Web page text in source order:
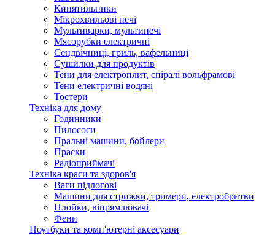
Кипятильники
Мікрохвильові печі
Мультиварки, мультипечі
Мясорубки електричні
Сендвічниці, гриль, вафельниці
Сушилки для продуктів
Тени для електроплит, спіралі вольфрамові
Тени електричні водяні
Тостери
Техніка для дому
Годинники
Пилососи
Пральні машини, бойлери
Праски
Радіоприймачі
Техніка краси та здоров'я
Ваги підлогові
Машини для стрижки, тримери, електробритви
Плойки, віпрямлювачі
Фени
Ноутбуки та комп'ютерні аксесуари